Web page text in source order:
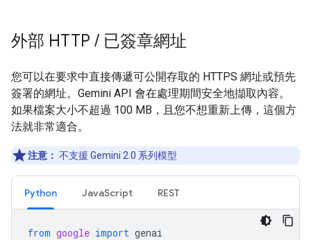
外部 HTTP / 已簽章網址
您可以在要求中直接傳遞可公開存取的 HTTPS 網址或預先
簽署的網址。Gemini API 會在處理期間安全地擷取內容。
如果檔案大小不超過 100 MB，且您不想重新上傳，這個方
法就非常適合。
注意： 不支援 Gemini 2.0 系列模型
Python JavaScript REST
from google import genai